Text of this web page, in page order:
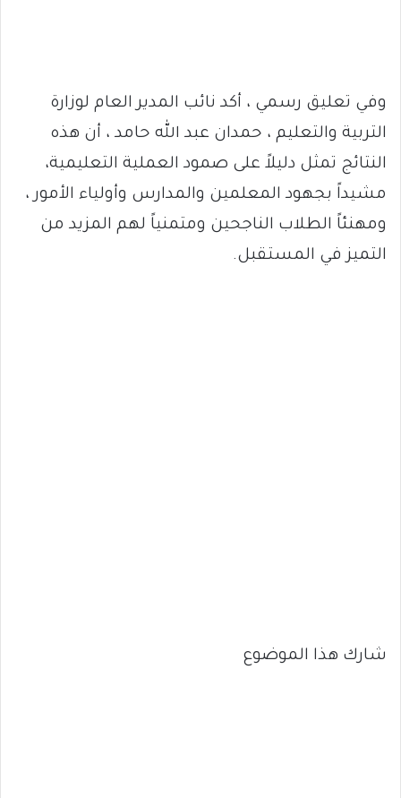
وفي تعليق رسمي ، أكد نائب المدير العام لوزارة
التربية والتعليم ، حمدان عبد الله حامد ، أن هذه
النتائج تمثل دليلاً على صمود العملية التعليمية،
مشيداً بجهود المعلمين والمدارس وأولياء الأمور ،
ومهنئاً الطلاب الناجحين ومتمنياً لهم المزيد من
التميز في المستقبل.
شارك هذا الموضوع